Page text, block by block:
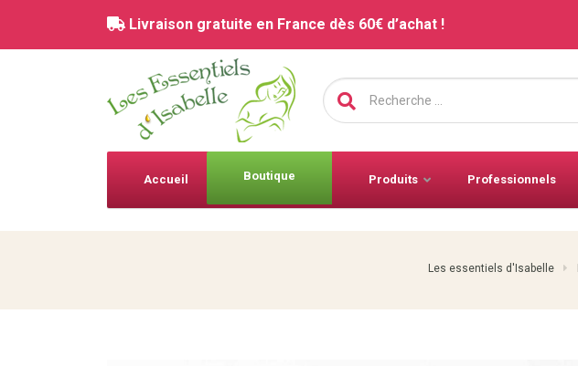
Livraison gratuite en France dès 60€ d’achat !
Chercher :
Accueil Boutique Produits Professionnels
Les essentiels d'Isabelle